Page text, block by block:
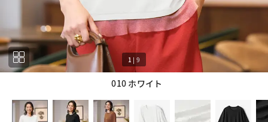
010 ホワイト
1 | 9
1